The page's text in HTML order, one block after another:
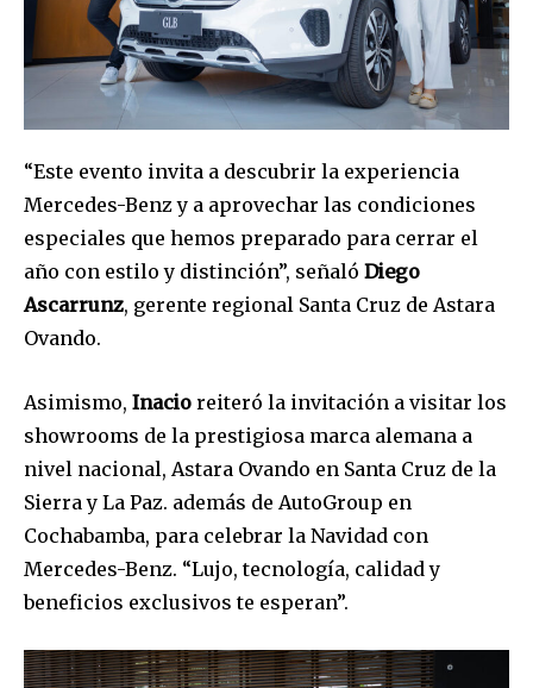
I've read and accept thePrivacy Policy.
“Este evento invita a descubrir la experiencia
Mercedes-Benz y a aprovechar las condiciones
especiales que hemos preparado para cerrar el
año con estilo y distinción”, señaló Diego
Ascarrunz, gerente regional Santa Cruz de Astara
Ovando.
Asimismo, Inacio reiteró la invitación a visitar los
showrooms de la prestigiosa marca alemana a
nivel nacional, Astara Ovando en Santa Cruz de la
Sierra y La Paz. además de AutoGroup en
Cochabamba, para celebrar la Navidad con
Mercedes-Benz. “Lujo, tecnología, calidad y
beneficios exclusivos te esperan”.